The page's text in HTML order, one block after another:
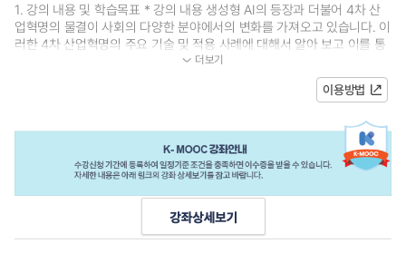
1. 강의 내용 및 학습목표 * 강의 내용 생성형 AI의 등장과 더불어 4차 산
업혁명의 물결이 사회의 다양한 분야에서의 변화를 가져오고 있습니다. 이
러한 4차 산업혁명의 주요 기술 및 적용 사례에 대해서 알아 보고 이를 통
해 어떻게 디지털 혁신을 가져올 것...더보기
이용방법